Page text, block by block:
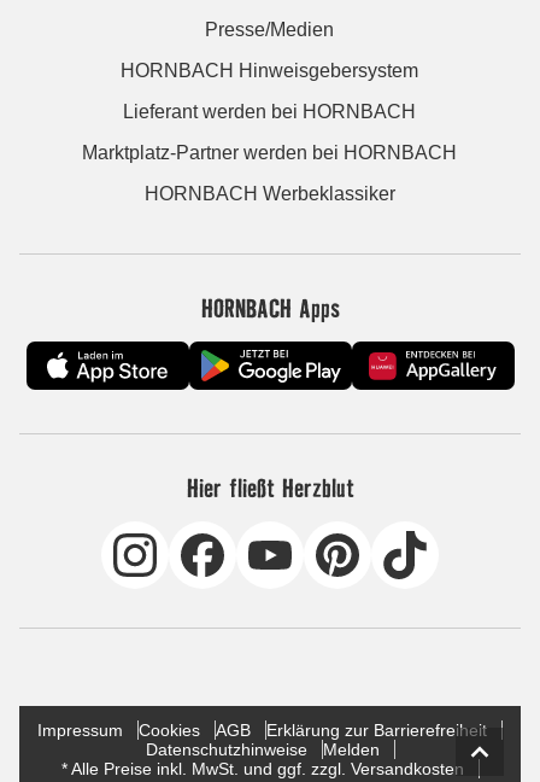
Presse/Medien
HORNBACH Hinweisgebersystem
Lieferant werden bei HORNBACH
Marktplatz-Partner werden bei HORNBACH
HORNBACH Werbeklassiker
HORNBACH Apps
Hier fließt Herzblut
Impressum Cookies AGB
Erklärung zur Barrierefreiheit
Datenschutzhinweise
Melden
* Alle Preise inkl. MwSt. und ggf. zzgl. Versandkosten